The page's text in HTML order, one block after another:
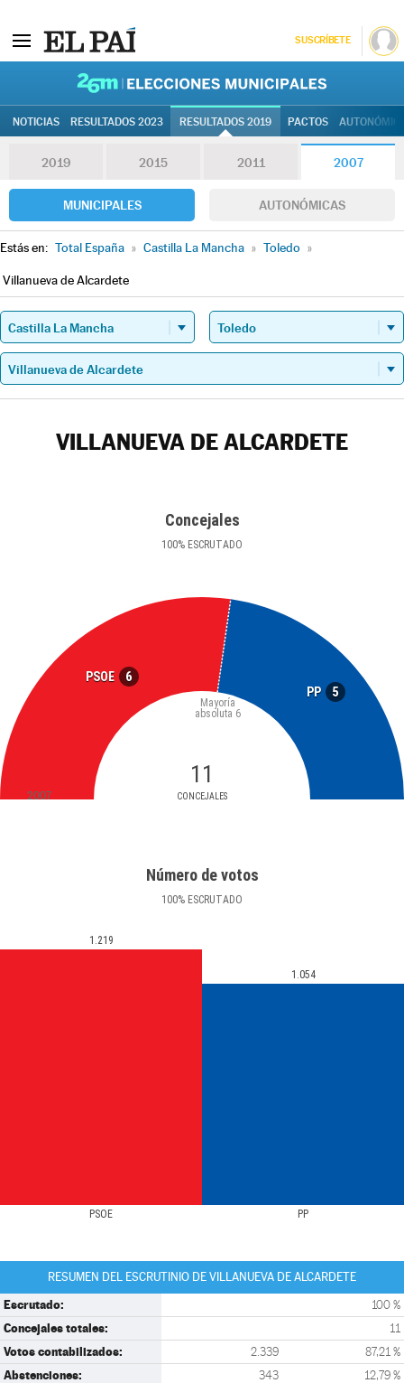
SUSCRÍBETE
NOTICIAS RESULTADOS 2023 RESULTADOS 2019 PACTOS
2019 2015 2011 2007
MUNICIPALES AUTONÓMICAS
Estás en: Total España » Castilla La Mancha » Toledo »
Villanueva de Alcardete
VILLANUEVA DE ALCARDETE
Concejales
100% ESCRUTADO
PSOE 6
PP 5
11
CONCEJALES
Mayoría
absoluta 6
2007
Número de votos
100% ESCRUTADO
PSOE PP
1.219
1.054
RESUMEN DEL ESCRUTINIO DE VILLANUEVA DE ALCARDETE
Escrutado: 100 %
Concejales totales: 11
Votos contabilizados: 2.339 87,21 %
Abstenciones: 343 12,79 %